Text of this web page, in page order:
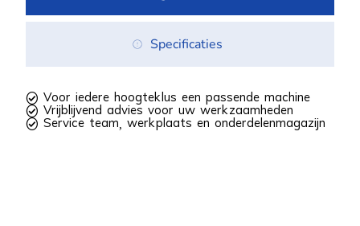
 Voor iedere hoogteklus een passende machine
 Vrijblijvend advies voor uw werkzaamheden
 Service team, werkplaats en onderdelenmagazijn
Specificaties